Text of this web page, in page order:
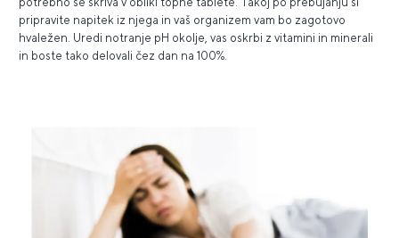
pripravite napitek iz njega in vaš organizem vam bo zagotovo
hvaležen. Uredi notranje pH okolje, vas oskrbi z vitamini in minerali
in boste tako delovali čez dan na 100%.